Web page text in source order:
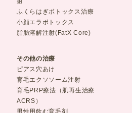
ふくらはぎボトックス治療
小顔エラボトックス
脂肪溶解注射(FatX Core)
その他の治療
ピアス穴あけ
育毛エクソソーム注射
育毛PRP療法（肌再生治療
ACRS）